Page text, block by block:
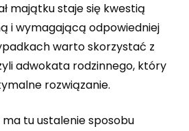
majątku staje się kwestią
i wymagającą odpowiedniej
warto skorzystać z
adwokata rodzinnego, który
rozwiązanie.
tu ustalenie sposobu